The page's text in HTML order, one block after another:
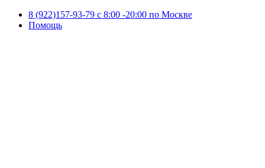
8 (922)157-93-79 c 8:00 -20:00 по Москве
Помощь